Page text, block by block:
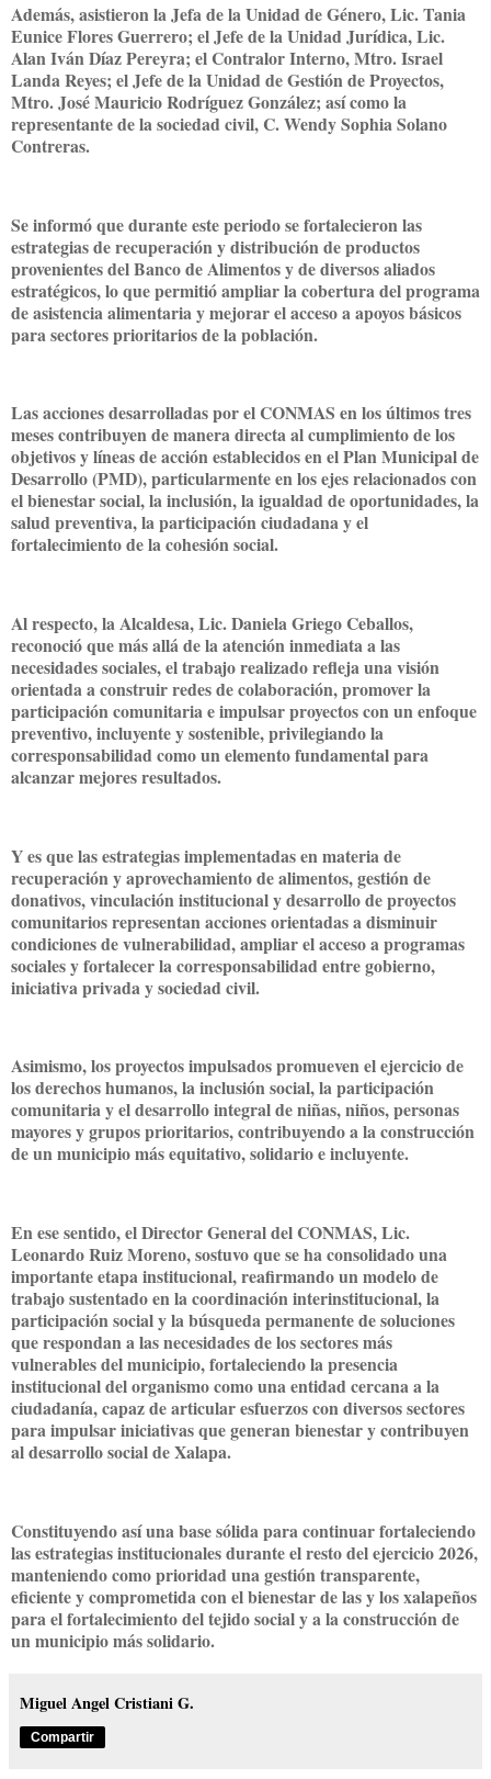
Además, asistieron la Jefa de la Unidad de Género, Lic. Tania
Eunice Flores Guerrero; el Jefe de la Unidad Jurídica, Lic.
Alan Iván Díaz Pereyra; el Contralor Interno, Mtro. Israel
Landa Reyes; el Jefe de la Unidad de Gestión de Proyectos,
Mtro. José Mauricio Rodríguez González; así como la
representante de la sociedad civil, C. Wendy Sophia Solano
Contreras.
Se informó que durante este periodo se fortalecieron las
estrategias de recuperación y distribución de productos
provenientes del Banco de Alimentos y de diversos aliados
estratégicos, lo que permitió ampliar la cobertura del programa
de asistencia alimentaria y mejorar el acceso a apoyos básicos
para sectores prioritarios de la población.
Las acciones desarrolladas por el CONMAS en los últimos tres
meses contribuyen de manera directa al cumplimiento de los
objetivos y líneas de acción establecidos en el Plan Municipal de
Desarrollo (PMD), particularmente en los ejes relacionados con
el bienestar social, la inclusión, la igualdad de oportunidades, la
salud preventiva, la participación ciudadana y el
fortalecimiento de la cohesión social.
Al respecto, la Alcaldesa, Lic. Daniela Griego Ceballos,
reconoció que más allá de la atención inmediata a las
necesidades sociales, el trabajo realizado refleja una visión
orientada a construir redes de colaboración, promover la
participación comunitaria e impulsar proyectos con un enfoque
preventivo, incluyente y sostenible, privilegiando la
corresponsabilidad como un elemento fundamental para
alcanzar mejores resultados.
Y es que las estrategias implementadas en materia de
recuperación y aprovechamiento de alimentos, gestión de
donativos, vinculación institucional y desarrollo de proyectos
comunitarios representan acciones orientadas a disminuir
condiciones de vulnerabilidad, ampliar el acceso a programas
sociales y fortalecer la corresponsabilidad entre gobierno,
iniciativa privada y sociedad civil.
Asimismo, los proyectos impulsados promueven el ejercicio de
los derechos humanos, la inclusión social, la participación
comunitaria y el desarrollo integral de niñas, niños, personas
mayores y grupos prioritarios, contribuyendo a la construcción
de un municipio más equitativo, solidario e incluyente.
En ese sentido, el Director General del CONMAS, Lic.
Leonardo Ruiz Moreno, sostuvo que se ha consolidado una
importante etapa institucional, reafirmando un modelo de
trabajo sustentado en la coordinación interinstitucional, la
participación social y la búsqueda permanente de soluciones
que respondan a las necesidades de los sectores más
vulnerables del municipio, fortaleciendo la presencia
institucional del organismo como una entidad cercana a la
ciudadanía, capaz de articular esfuerzos con diversos sectores
para impulsar iniciativas que generan bienestar y contribuyen
al desarrollo social de Xalapa.
Constituyendo así una base sólida para continuar fortaleciendo
las estrategias institucionales durante el resto del ejercicio 2026,
manteniendo como prioridad una gestión transparente,
eficiente y comprometida con el bienestar de las y los xalapeños
para el fortalecimiento del tejido social y a la construcción de
un municipio más solidario.
Miguel Angel Cristiani G.
Compartir